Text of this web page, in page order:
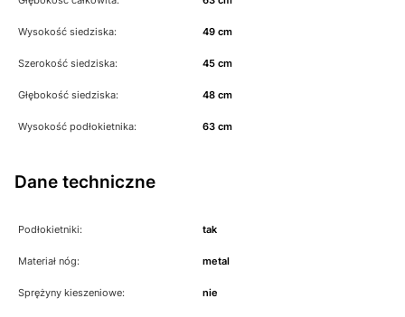
Wysokość siedziska: 49 cm
Szerokość siedziska: 45 cm
Głębokość siedziska: 48 cm
Wysokość podłokietnika: 63 cm
Dane techniczne
Podłokietniki: tak
Materiał nóg: metal
Sprężyny kieszeniowe: nie